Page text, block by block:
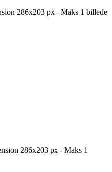
286x203 px - Maks 1 billede
286x203 px - Maks 1